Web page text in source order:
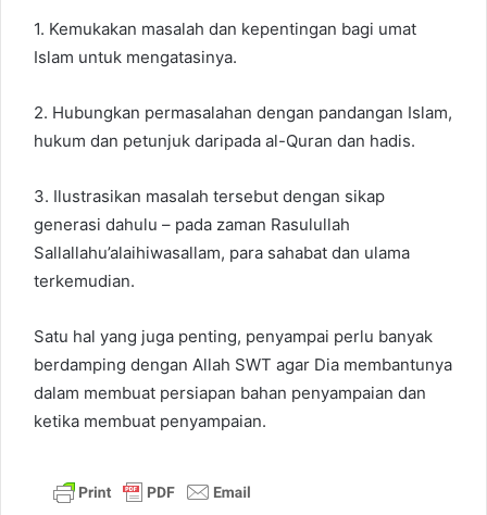
1. Kemukakan masalah dan kepentingan bagi umat
Islam untuk mengatasinya.
2. Hubungkan permasalahan dengan pandangan Islam,
hukum dan petunjuk daripada al-Quran dan hadis.
3. Ilustrasikan masalah tersebut dengan sikap
generasi dahulu – pada zaman Rasulullah
Sallallahu’alaihiwasallam, para sahabat dan ulama
terkemudian.
Satu hal yang juga penting, penyampai perlu banyak
berdamping dengan Allah SWT agar Dia membantunya
dalam membuat persiapan bahan penyampaian dan
ketika membuat penyampaian.